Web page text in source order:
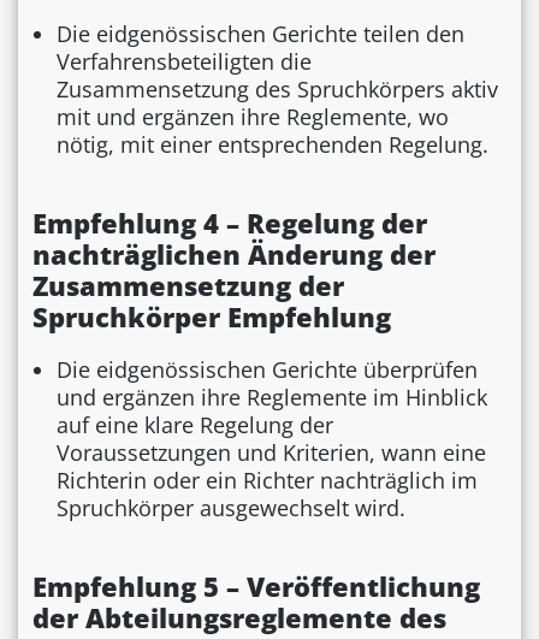
Die eidgenössischen Gerichte teilen den
Verfahrensbeteiligten die
Zusammensetzung des Spruchkörpers aktiv
mit und ergänzen ihre Reglemente, wo
nötig, mit einer entsprechenden Regelung.
Empfehlung 4 – Regelung der
nachträglichen Änderung der
Zusammensetzung der
Spruchkörper Empfehlung
Die eidgenössischen Gerichte überprüfen
und ergänzen ihre Reglemente im Hinblick
auf eine klare Regelung der
Voraussetzungen und Kriterien, wann eine
Richterin oder ein Richter nachträglich im
Spruchkörper ausgewechselt wird.
Empfehlung 5 – Veröffentlichung
der Abteilungsreglemente des